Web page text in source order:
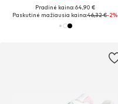
Pradinė kaina: 64,90 €
Paskutinė mažiausia kaina:46,32 €-2%